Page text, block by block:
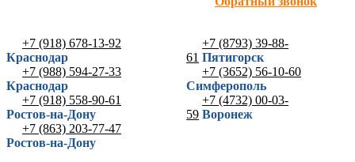
+7 (918) 678-13-92
Краснодар
+7 (988) 594-27-33
Краснодар
+7 (918) 558-90-61
Ростов-на-Дону
+7 (863) 203-77-47
Ростов-на-Дону
+7 (8793) 39-88-
61 Пятигорск
+7 (3652) 56-10-60
Симферополь
+7 (4732) 00-03-
59 Воронеж